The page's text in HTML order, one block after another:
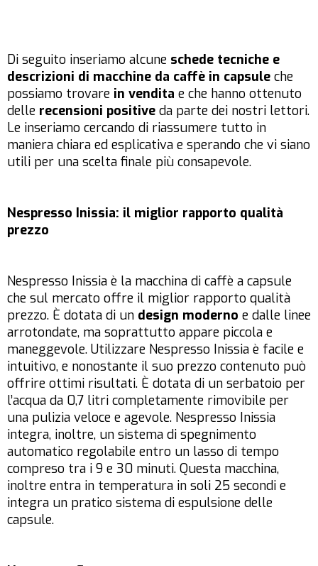
Di seguito inseriamo alcune schede tecniche e
descrizioni di macchine da caffè in capsule che
possiamo trovare in vendita e che hanno ottenuto
delle recensioni positive da parte dei nostri lettori.
Le inseriamo cercando di riassumere tutto in
maniera chiara ed esplicativa e sperando che vi siano
utili per una scelta finale più consapevole.
Nespresso Inissia: il miglior rapporto qualità
prezzo
Nespresso Inissia è la macchina di caffè a capsule
che sul mercato offre il miglior rapporto qualità
prezzo. È dotata di un design moderno e dalle linee
arrotondate, ma soprattutto appare piccola e
maneggevole. Utilizzare Nespresso Inissia è facile e
intuitivo, e nonostante il suo prezzo contenuto può
offrire ottimi risultati. È dotata di un serbatoio per
l’acqua da 0,7 litri completamente rimovibile per
una pulizia veloce e agevole. Nespresso Inissia
integra, inoltre, un sistema di spegnimento
automatico regolabile entro un lasso di tempo
compreso tra i 9 e 30 minuti. Questa macchina,
inoltre entra in temperatura in soli 25 secondi e
integra un pratico sistema di espulsione delle
capsule.